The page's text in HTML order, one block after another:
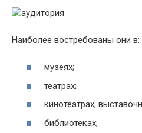
Наиболее востребованы они в:
музеях;
театрах;
кинотеатрах,
библиотеках;